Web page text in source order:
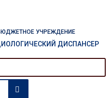
УЧРЕЖДЕНИЕ
ДИСПАНСЕР